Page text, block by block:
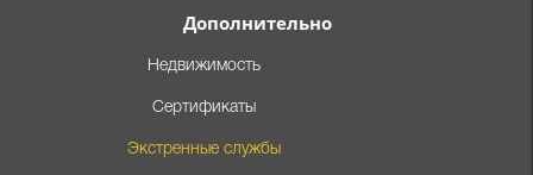
Дополнительно
Недвижимость
Сертификаты
Экстренные службы